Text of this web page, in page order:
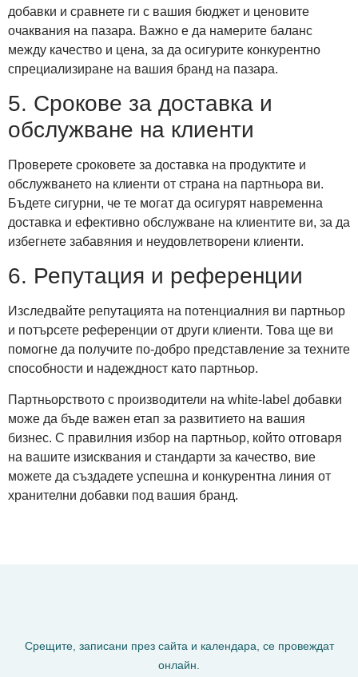
добавки и сравнете ги с вашия бюджет и ценовите
очаквания на пазара. Важно е да намерите баланс
между качество и цена, за да осигурите конкурентно
спрециализиране на вашия бранд на пазара.
5. Срокове за доставка и
обслужване на клиенти
Проверете сроковете за доставка на продуктите и
обслужването на клиенти от страна на партньора ви.
Бъдете сигурни, че те могат да осигурят навременна
доставка и ефективно обслужване на клиентите ви, за да
избегнете забавяния и неудовлетворени клиенти.
6. Репутация и референции
Изследвайте репутацията на потенциалния ви партньор
и потърсете референции от други клиенти. Това ще ви
помогне да получите по-добро представление за техните
способности и надеждност като партньор.
Партньорството с производители на white-label добавки
може да бъде важен етап за развитието на вашия
бизнес. С правилния избор на партньор, който отговаря
на вашите изисквания и стандарти за качество, вие
можете да създадете успешна и конкурентна линия от
хранителни добавки под вашия бранд.
Срещите, записани през сайта и календара, се провеждат
онлайн.